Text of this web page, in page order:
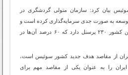
بیان کرد: سازمان متولی گردشگری در
به ‌صورت جدی سرمایه‌گذاری کرده است و
در حال حاضر سازمان گردشگری این کشور ۲۳۰ پرسنل دارد که ۶۰ درصد آن‌ها در
ایران از مقاصد هدف جدید کشور سوئیس است،
را به عنوان یکی از مقاصد مهم برای